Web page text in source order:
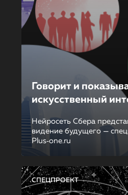
Говорит и
искусственный
Нейросеть Сбера
видение будущего —
Plus‑one.ru
СПЕЦПРОЕКТ